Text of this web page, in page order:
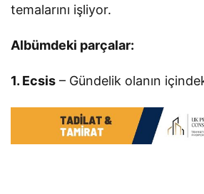
temalarını işliyor.
Albümdeki parçalar:
1. Ecsis – Gündelik olanın